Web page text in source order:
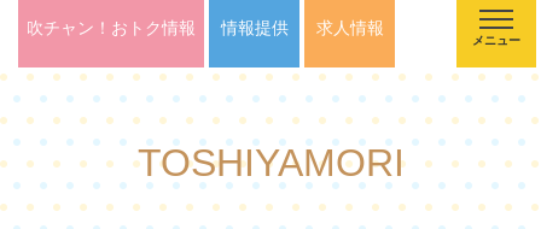
吹チャン！おトク情報 情報提供 求人情報
メニュー
TOSHIYAMORI